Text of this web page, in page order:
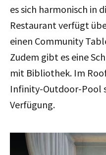
es sich harmonisch in
Restaurant verfügt
einen Community
Zudem gibt es eine
mit Bibliothek. Im
Infinity-Outdoor-Pool
Verfügung.